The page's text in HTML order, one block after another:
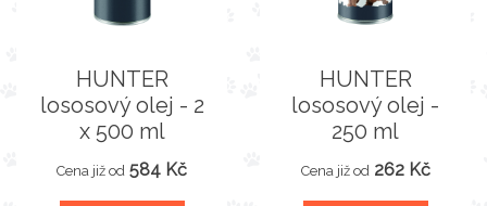
HUNTER
lososový olej - 2
x 500 ml
Cena již od 584 Kč
HUNTER
lososový olej -
250 ml
Cena již od 262 Kč